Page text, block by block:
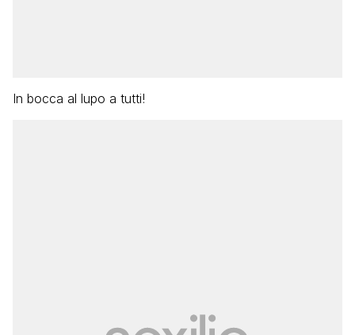
In bocca al lupo a tutti!